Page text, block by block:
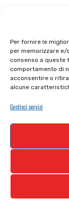
Per fornire le
per memorizzare e/
consenso a queste
comportamento di
acconsentire o
alcune
Gestisci servizi
Privacy
Cookie
Iscriviti alla